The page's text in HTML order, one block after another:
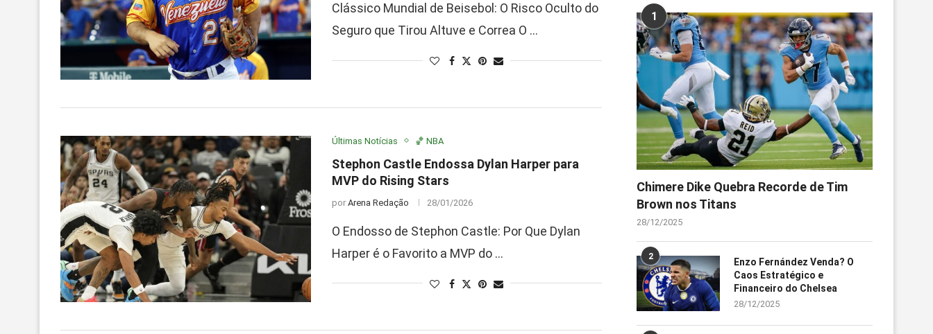
Clássico Mundial de Beisebol: O Risco Oculto do
Seguro que Tirou Altuve e Correa O …
Últimas Notícias 🏀 NBA
Stephon Castle Endossa Dylan Harper para
MVP do Rising Stars
por Arena Redação 28/01/2026
O Endosso de Stephon Castle: Por Que Dylan
Harper é o Favorito a MVP do …
1
Chimere Dike Quebra Recorde de Tim
Brown nos Titans
28/12/2025
2
Enzo Fernández Venda? O
Caos Estratégico e
Financeiro do Chelsea
28/12/2025